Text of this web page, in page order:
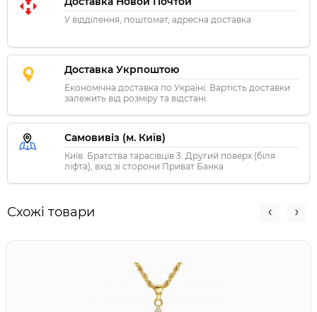
У відділення, поштомат, адресна доставка
Доставка Укрпоштою
Економічна доставка по Україні. Вартість доставки
залежить від розміру та відстані.
Самовивіз (м. Київ)
Київ. Братства тарасівців 3. Другий поверх (біля
ліфта), вхід зі сторони Приват Банка
Схожі товари